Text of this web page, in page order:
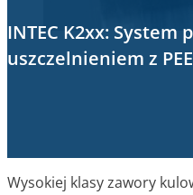
INTEC K2xx:
uszczelnieniem z
Wysokiej klasy zawory